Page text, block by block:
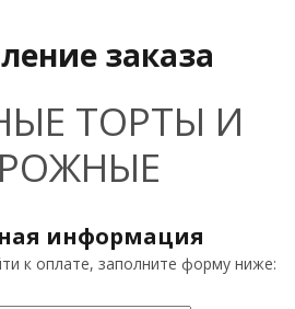
заказа
ТОРТЫ И
информация
к оплате, заполните форму ниже: